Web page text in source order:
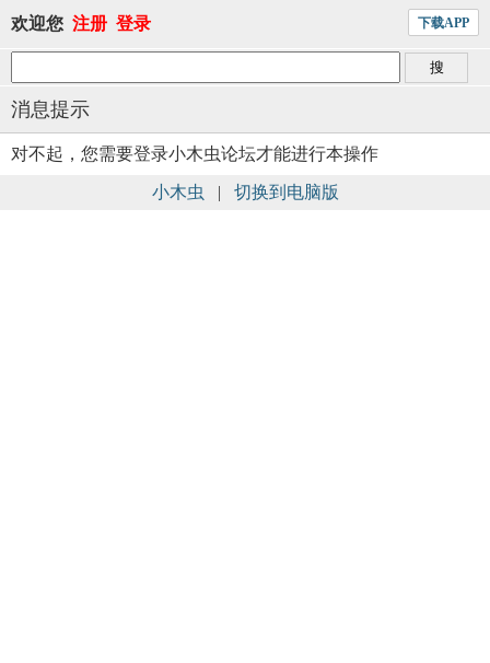
欢迎您 注册 登录 下载APP
消息提示
对不起，您需要登录小木虫论坛才能进行本操作
小木虫 | 切换到电脑版